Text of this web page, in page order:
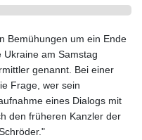
Bemühungen um ein Ende
am Samstag
genannt. Bei einer
Frage, wer sein
eines Dialogs mit
den früheren Kanzler der